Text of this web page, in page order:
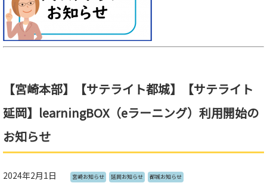
【宮崎本部】【サテライト都城】【サテライト
延岡】learningBOX（eラーニング）利用開始の
お知らせ
2024年2月1日 宮崎お知らせ 延岡お知らせ 都城お知らせ